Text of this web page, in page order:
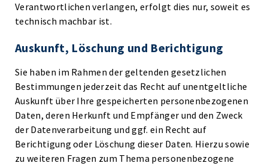
Verantwortlichen verlangen, erfolgt dies nur, soweit es
technisch machbar ist.
Auskunft, Löschung und Berichtigung
Sie haben im Rahmen der geltenden gesetzlichen
Bestimmungen jederzeit das Recht auf unentgeltliche
Auskunft über Ihre gespeicherten personenbezogenen
Daten, deren Herkunft und Empfänger und den Zweck
der Datenverarbeitung und ggf. ein Recht auf
Berichtigung oder Löschung dieser Daten. Hierzu sowie
zu weiteren Fragen zum Thema personenbezogene